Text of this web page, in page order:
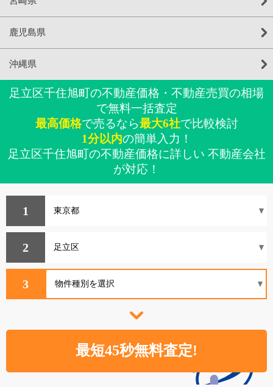
鹿児島県
沖縄県
足立区千住旭町の不動産価格・不動産売買の相場
で無料一括査定
最高価格で売るなら最大6社で比較検討
1分以内の簡単入力！
足立区千住旭町の不動産価格に詳しい 不動産会社
が対応！
1
2
3